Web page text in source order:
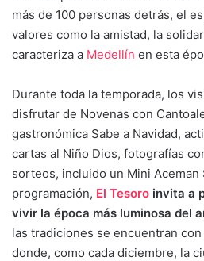
más de 100 personas detrás, el
valores como la amistad, la
caracteriza a Medellín en esta
Durante toda la temporada, los
disfrutar de Novenas con
gastronómica Sabe a Navidad,
cartas al Niño Dios, fotografías
sorteos, incluido un Mini Aceman
programación, El Tesoro invita a
vivir la época más luminosa del
las tradiciones se encuentran
donde, como cada diciembre, la